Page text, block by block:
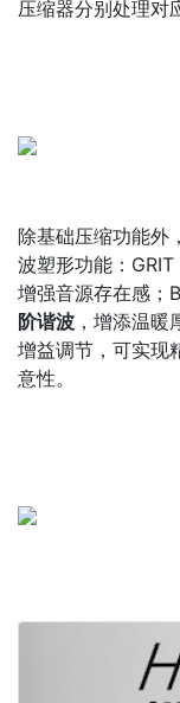
压缩器分别处理对
除基础压缩功能外
波塑形功能：
增强音源存在感；
阶谐波 ，增添温
增益调节，可实现
意性。